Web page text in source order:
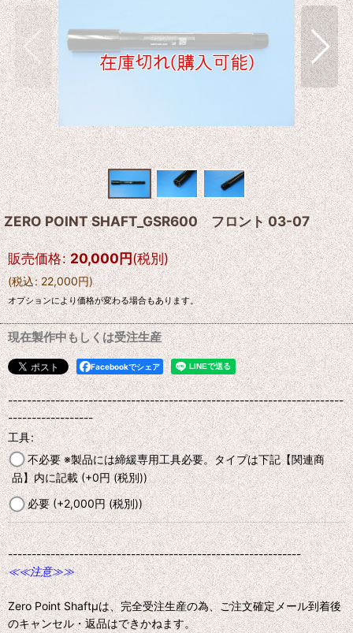
ZERO POINT SHAFT_GSR600 フロント 03-07
販売価格: 20,000円(税別)
(税込: 22,000円)
オプションにより価格が変わる場合もあります。
現在製作中もしくは受注生産
Facebookでシェア
-----------------------------------------------------------------------
------------------
工具:
不必要 ※製品には締緩専用工具必要。タイプは下記【関連商
品】内に記載(+0円 (税別))
必要(+2,000円 (税別))
--------------------------------------------------------------
≪≪注意≫≫
Zero Point Shaftμは、完全受注生産の為、ご注文確定メール到着後
のキャンセル・返品はできかねます。